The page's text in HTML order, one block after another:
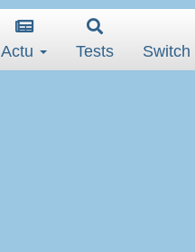
Actu Tests Switch